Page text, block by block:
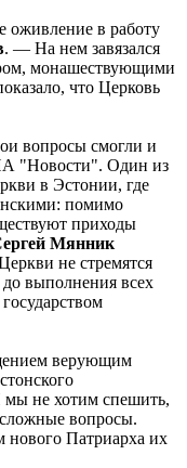
оживление в работу
. — На нем завязался
монашествующими
что Церковь
вопросы смогли и
"Новости". Один из
в Эстонии, где
помимо
приходы
Мянник
не стремятся
выполнения всех
верующим
мы не хотим спешить,
вопросы.
нового Патриарха их